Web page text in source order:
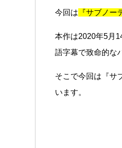
今回は 『サブノ
本作は2020年5月
語字幕で致命的な
そこで今回は『サ
います。